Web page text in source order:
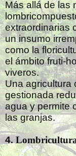
Más allá de las
extraordinarias
un insumo
como la
el ámbito fruti-
viveros.
Una agricultura
gestionada
agua y permite
las granjas.
4.